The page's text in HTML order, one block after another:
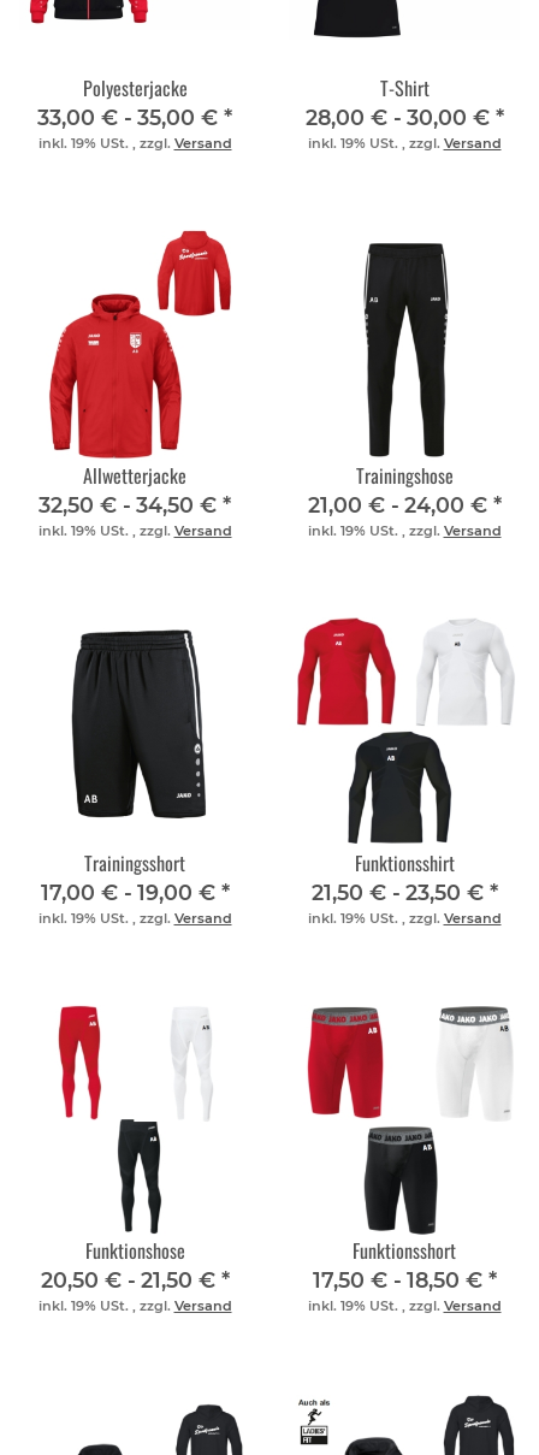
Polyesterjacke
33,00 € - 35,00 € *
inkl. 19% USt. , zzgl. Versand
T-Shirt
28,00 € - 30,00 € *
inkl. 19% USt. , zzgl. Versand
Allwetterjacke
32,50 € - 34,50 € *
inkl. 19% USt. , zzgl. Versand
Trainingshose
21,00 € - 24,00 € *
inkl. 19% USt. , zzgl. Versand
Trainingsshort
17,00 € - 19,00 € *
inkl. 19% USt. , zzgl. Versand
Funktionsshirt
21,50 € - 23,50 € *
inkl. 19% USt. , zzgl. Versand
Funktionshose
20,50 € - 21,50 € *
inkl. 19% USt. , zzgl. Versand
Funktionsshort
17,50 € - 18,50 € *
inkl. 19% USt. , zzgl. Versand